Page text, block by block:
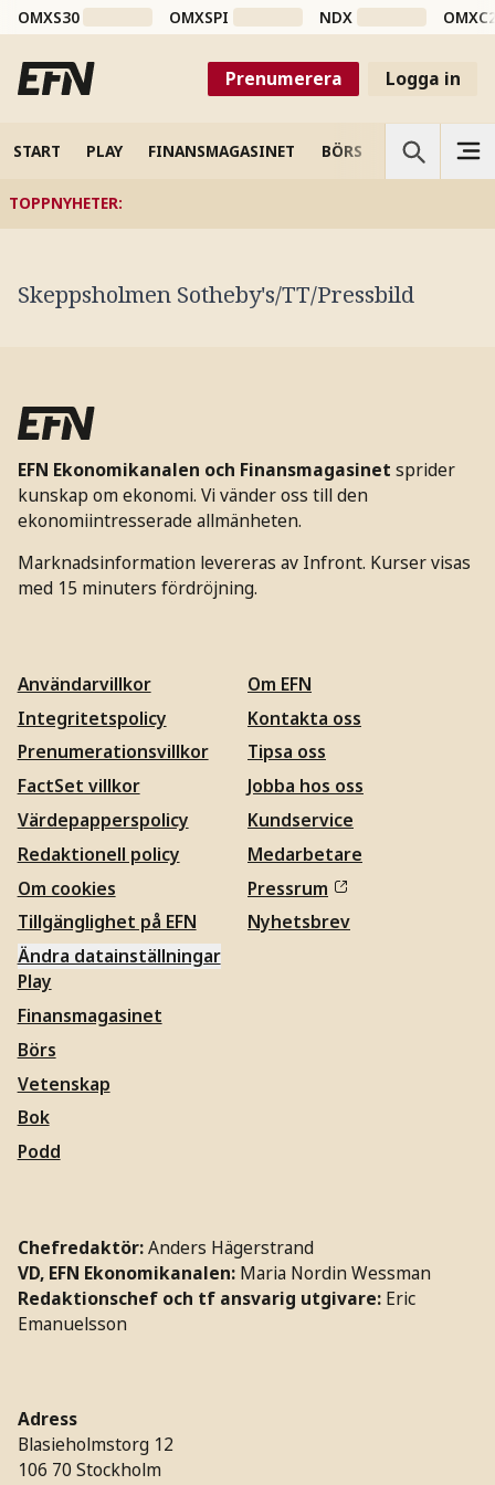
OMXS30 OMXSPI NDX
Prenumerera Logga in
START PLAY FINANSMAGASINET BÖRS VETENSKAP
TOPPNYHETER:
Skeppsholmen Sotheby's/TT/Pressbild
EFN Ekonomikanalen och Finansmagasinet sprider
kunskap om ekonomi. Vi vänder oss till den
ekonomiintresserade allmänheten.
Marknadsinformation levereras av Infront. Kurser visas
med 15 minuters fördröjning.
Användarvillkor
Integritetspolicy
Prenumerationsvillkor
FactSet villkor
Värdepapperspolicy
Redaktionell policy
Om cookies
Tillgänglighet på EFN
Ändra datainställningar
Om EFN
Kontakta oss
Tipsa oss
Jobba hos oss
Kundservice
Medarbetare
Pressrum
Nyhetsbrev
Play
Finansmagasinet
Börs
Vetenskap
Bok
Podd
Chefredaktör:Anders Hägerstrand
VD, EFN Ekonomikanalen: Maria Nordin Wessman
Redaktionschef och tf ansvarig utgivare: Eric
Emanuelsson
Adress
Blasieholmstorg 12
106 70 Stockholm